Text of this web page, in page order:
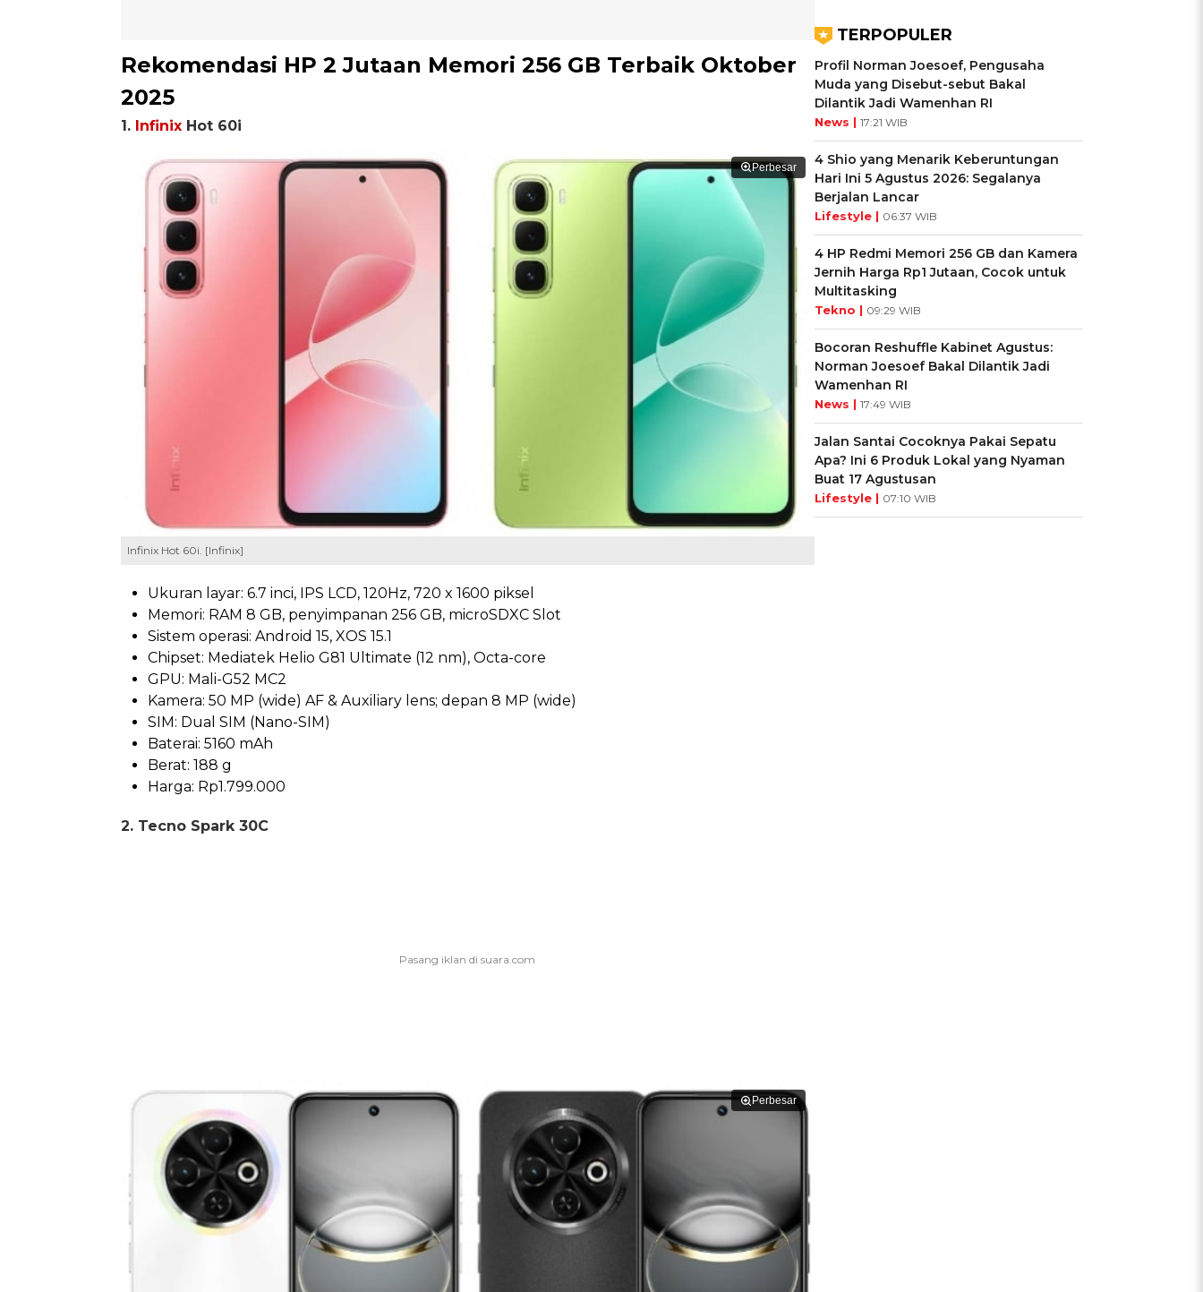
Rekomendasi HP 2 Jutaan Memori 256 GB Terbaik Oktober
2025
1. InfinixHot 60i
Perbesar
Infinix Hot 60i. [Infinix]
Ukuran layar: 6.7 inci, IPS LCD, 120Hz, 720 x 1600 piksel
Memori: RAM 8 GB, penyimpanan 256 GB, microSDXC Slot
Sistem operasi: Android 15, XOS 15.1
Chipset: Mediatek Helio G81 Ultimate (12 nm), Octa-core
GPU: Mali-G52 MC2
Kamera: 50 MP (wide) AF & Auxiliary lens; depan 8 MP (wide)
SIM: Dual SIM (Nano-SIM)
Baterai: 5160 mAh
Berat: 188 g
Harga: Rp1.799.000
2. Tecno Spark 30C
Perbesar
TERPOPULER
Profil Norman Joesoef, Pengusaha
Muda yang Disebut-sebut Bakal
Dilantik Jadi Wamenhan RI
News | 17:21 WIB
4 Shio yang Menarik Keberuntungan
Hari Ini 5 Agustus 2026: Segalanya
Berjalan Lancar
Lifestyle | 06:37 WIB
4 HP Redmi Memori 256 GB dan Kamera
Jernih Harga Rp1 Jutaan, Cocok untuk
Multitasking
Tekno | 09:29 WIB
Bocoran Reshuffle Kabinet Agustus:
Norman Joesoef Bakal Dilantik Jadi
Wamenhan RI
News | 17:49 WIB
Jalan Santai Cocoknya Pakai Sepatu
Apa? Ini 6 Produk Lokal yang Nyaman
Buat 17 Agustusan
Lifestyle | 07:10 WIB